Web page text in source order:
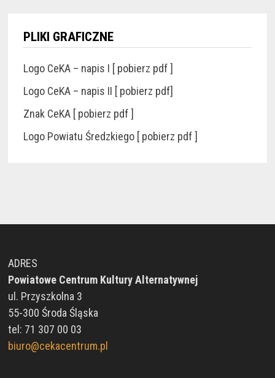
PLIKI GRAFICZNE
Logo CeKA – napis I [ pobierz pdf ]
Logo CeKA – napis II [ pobierz pdf]
Znak CeKA [ pobierz pdf ]
Logo Powiatu Średzkiego [ pobierz pdf ]
ADRES
Powiatowe Centrum Kultury Alternatywnej
ul. Przyszkolna 3
55-300 Środa Śląska
tel: 71 307 00 03
biuro@cekacentrum.pl